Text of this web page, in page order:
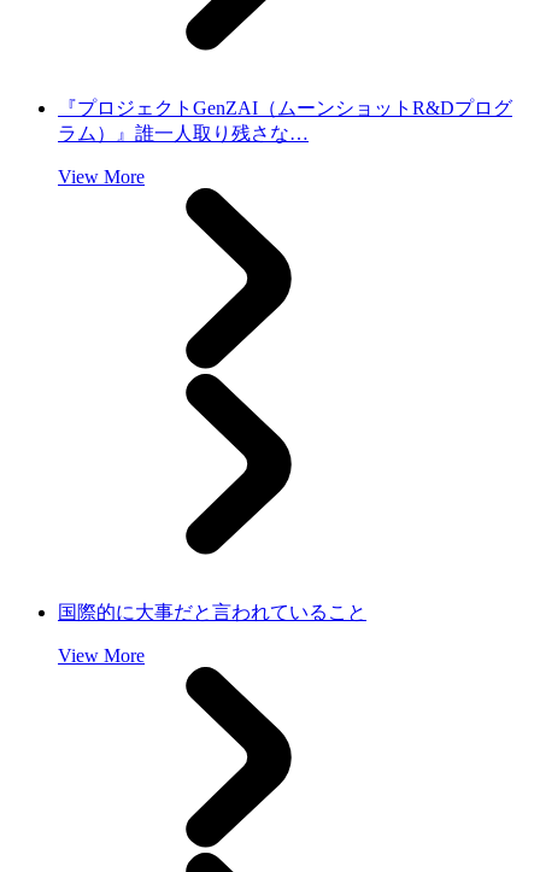
『プロジェクトGenZAI（ムーンショットR&Dプログ
ラム）』誰一人取り残さな…
View More
国際的に大事だと言われていること
View More